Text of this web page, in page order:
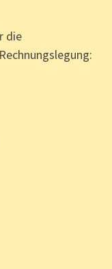
die